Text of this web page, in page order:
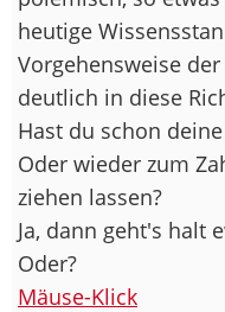
heutige
Vorgehensweise
deutlich in diese
Hast du schon
Oder wieder zum
ziehen lassen?
Ja, dann geht's halt
Oder?
Mäuse-Klick